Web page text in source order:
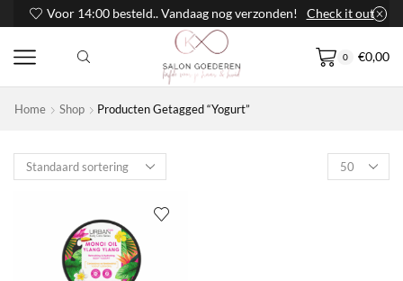
Voor 14:00 besteld.. Vandaag nog verzonden! Check it out
0 €0,00
Home Shop Producten Getagged “Yogurt”
Products
per